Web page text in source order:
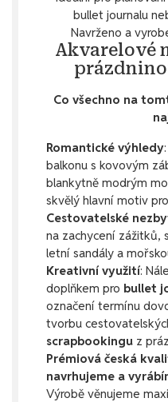
bullet journalu
Navrženo a
Akvarelové
Co všechno na
Romantické výhledy
balkonu s kovovým
blankytně modrým
skvělý hlavní motiv
Cestovatelské
na zachycení zážitků,
letní sandály a
Kreativní využití:
doplňkem pro bullet
označení termínu
tvorbu
scrapbookingu z
Prémiová česká
navrhujeme a
Výrobě věnujeme